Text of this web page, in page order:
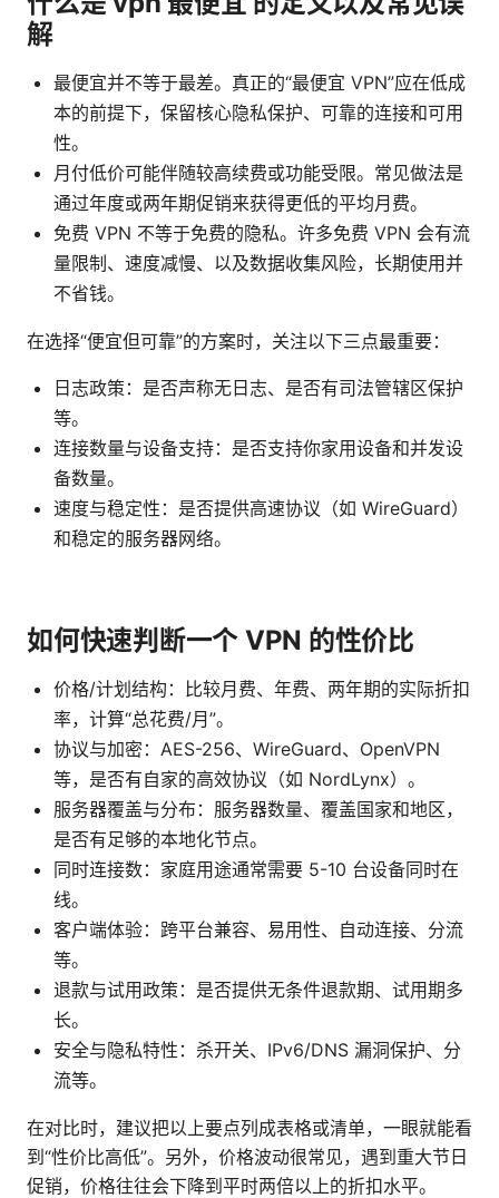
解
最便宜并不等于最差。真正的“最便宜 VPN”应在低成
本的前提下，保留核心隐私保护、可靠的连接和可用
性。
月付低价可能伴随较高续费或功能受限。常见做法是
通过年度或两年期促销来获得更低的平均月费。
免费 VPN 不等于免费的隐私。许多免费 VPN 会有流
量限制、速度减慢、以及数据收集风险，长期使用并
不省钱。
在选择“便宜但可靠”的方案时，关注以下三点最重要：
日志政策：是否声称无日志、是否有司法管辖区保护
等。
连接数量与设备支持：是否支持你家用设备和并发设
备数量。
速度与稳定性：是否提供高速协议（如 WireGuard）
和稳定的服务器网络。
如何快速判断一个 VPN 的性价比
价格/计划结构：比较月费、年费、两年期的实际折扣
率，计算“总花费/月”。
协议与加密：AES-256、WireGuard、OpenVPN
等，是否有自家的高效协议（如 NordLynx）。
服务器覆盖与分布：服务器数量、覆盖国家和地区，
是否有足够的本地化节点。
同时连接数：家庭用途通常需要 5-10 台设备同时在
线。
客户端体验：跨平台兼容、易用性、自动连接、分流
等。
退款与试用政策：是否提供无条件退款期、试用期多
长。
安全与隐私特性：杀开关、IPv6/DNS 漏洞保护、分
流等。
在对比时，建议把以上要点列成表格或清单，一眼就能看
到“性价比高低”。另外，价格波动很常见，遇到重大节日
促销，价格往往会下降到平时两倍以上的折扣水平。